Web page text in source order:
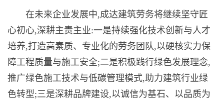
在未来企业发展中,成达建筑劳务将继续坚守匠
心初心,深耕主责主业:一是持续强化技术创新与人才
培养,打造高素质、专业化的劳务团队,以硬核实力保
障工程质量与施工安全;二是积极践行绿色发展理念,
推广绿色施工技术与低碳管理模式,助力建筑行业绿
色转型;三是深耕品牌建设,以诚信为基石、以品质为